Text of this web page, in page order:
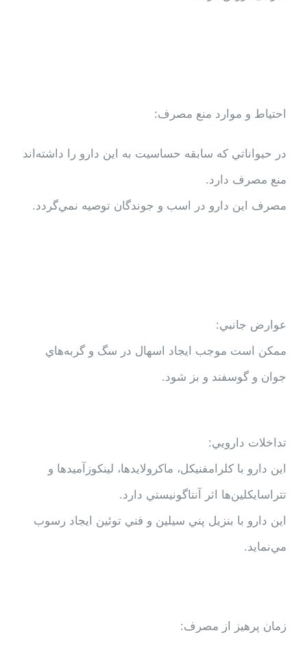
احتياط و موارد منع مصرف:
در حيواناتي كه سابقه حساسيت به اين دارو را داشته‌‌اند
منع مصرف دارد.
مصرف اين دارو در اسب و جوندگان توصيه نمي‌گردد.
عوارض جانبي:
ممكن است موجب ايجاد اسهال در سگ و گربه‌هاي
جوان و گوسفند و بز شود.
تداخلات دارويي:
اين دارو با كلرامفنيكل، ماكرولايدها، لينكوزآميدها و
تتراسايكلين‌ها اثر آنتاگونيستي دارد.
اين دارو با بنزيل پني سيلين و فني توئين ايجاد رسوب
مي‌نمايد.
زمان پرهيز از مصرف: